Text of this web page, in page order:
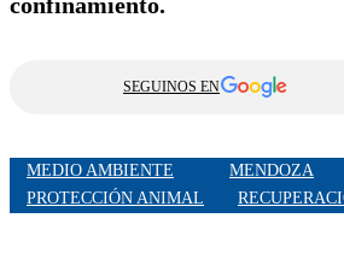
SEGUINOS EN
MEDIO AMBIENTE MENDOZA
PROTECCIÓN ANIMAL